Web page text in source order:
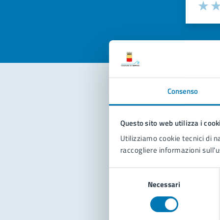
Consenso
Questo sito web utilizza i
Utilizziamo cookie tecnici di
raccogliere informazioni
Necessari
Valuta